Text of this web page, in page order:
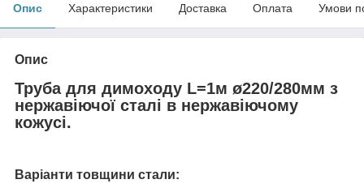
Опис Характеристики Доставка Оплата Умови
Опис
Труба для димоходу L=1м ø220/280мм з
нержавіючої сталі в нержавіючому
кожусі.
Варіанти товщини стали: